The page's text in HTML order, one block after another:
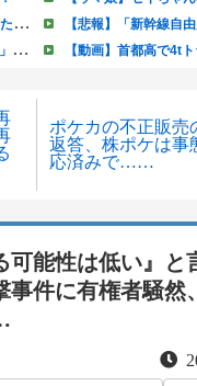
ポケカの不正販売
返答、株ポケは事
応済みで……
可能性は低い』と
件に有権者騒然、